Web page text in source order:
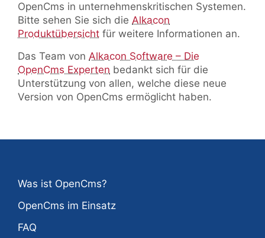
OpenCms in unternehmenskritischen Systemen.
Bitte sehen Sie sich die Alkacon
Produktübersicht für weitere Informationen an.
Das Team von Alkacon Software – Die
OpenCms Experten bedankt sich für die
Unterstützung von allen, welche diese neue
Version von OpenCms ermöglicht haben.
Was ist OpenCms?
OpenCms im Einsatz
FAQ